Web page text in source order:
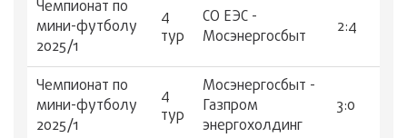
Чемпионат по
мини-футболу
2025/1
4
тур
СО ЕЭС -
Мосэнергосбыт
2:4
Чемпионат по
мини-футболу
2025/1
4
тур
Мосэнергосбыт -
Газпром
энергохолдинг
3:0